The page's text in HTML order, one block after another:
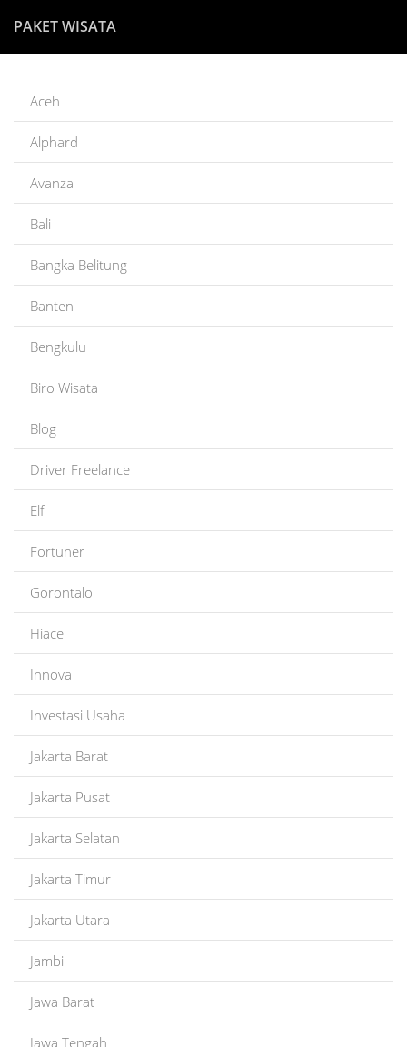
PAKET WISATA
Aceh
Alphard
Avanza
Bali
Bangka Belitung
Banten
Bengkulu
Biro Wisata
Blog
Driver Freelance
Elf
Fortuner
Gorontalo
Hiace
Innova
Investasi Usaha
Jakarta Barat
Jakarta Pusat
Jakarta Selatan
Jakarta Timur
Jakarta Utara
Jambi
Jawa Barat
Jawa Tengah